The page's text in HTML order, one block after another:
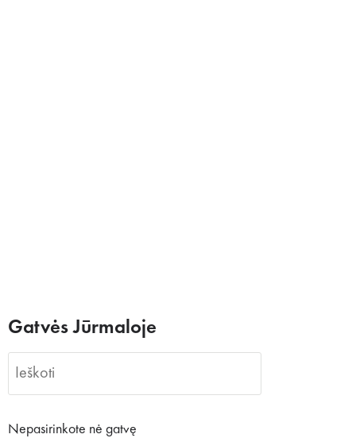
Gatvės Jūrmaloje
Nepasirinkote nė gatvę